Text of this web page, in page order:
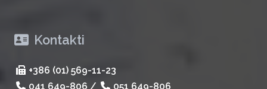
Kontakti
+386 (01) 569-11-23
041 649-806 /
051 649-806